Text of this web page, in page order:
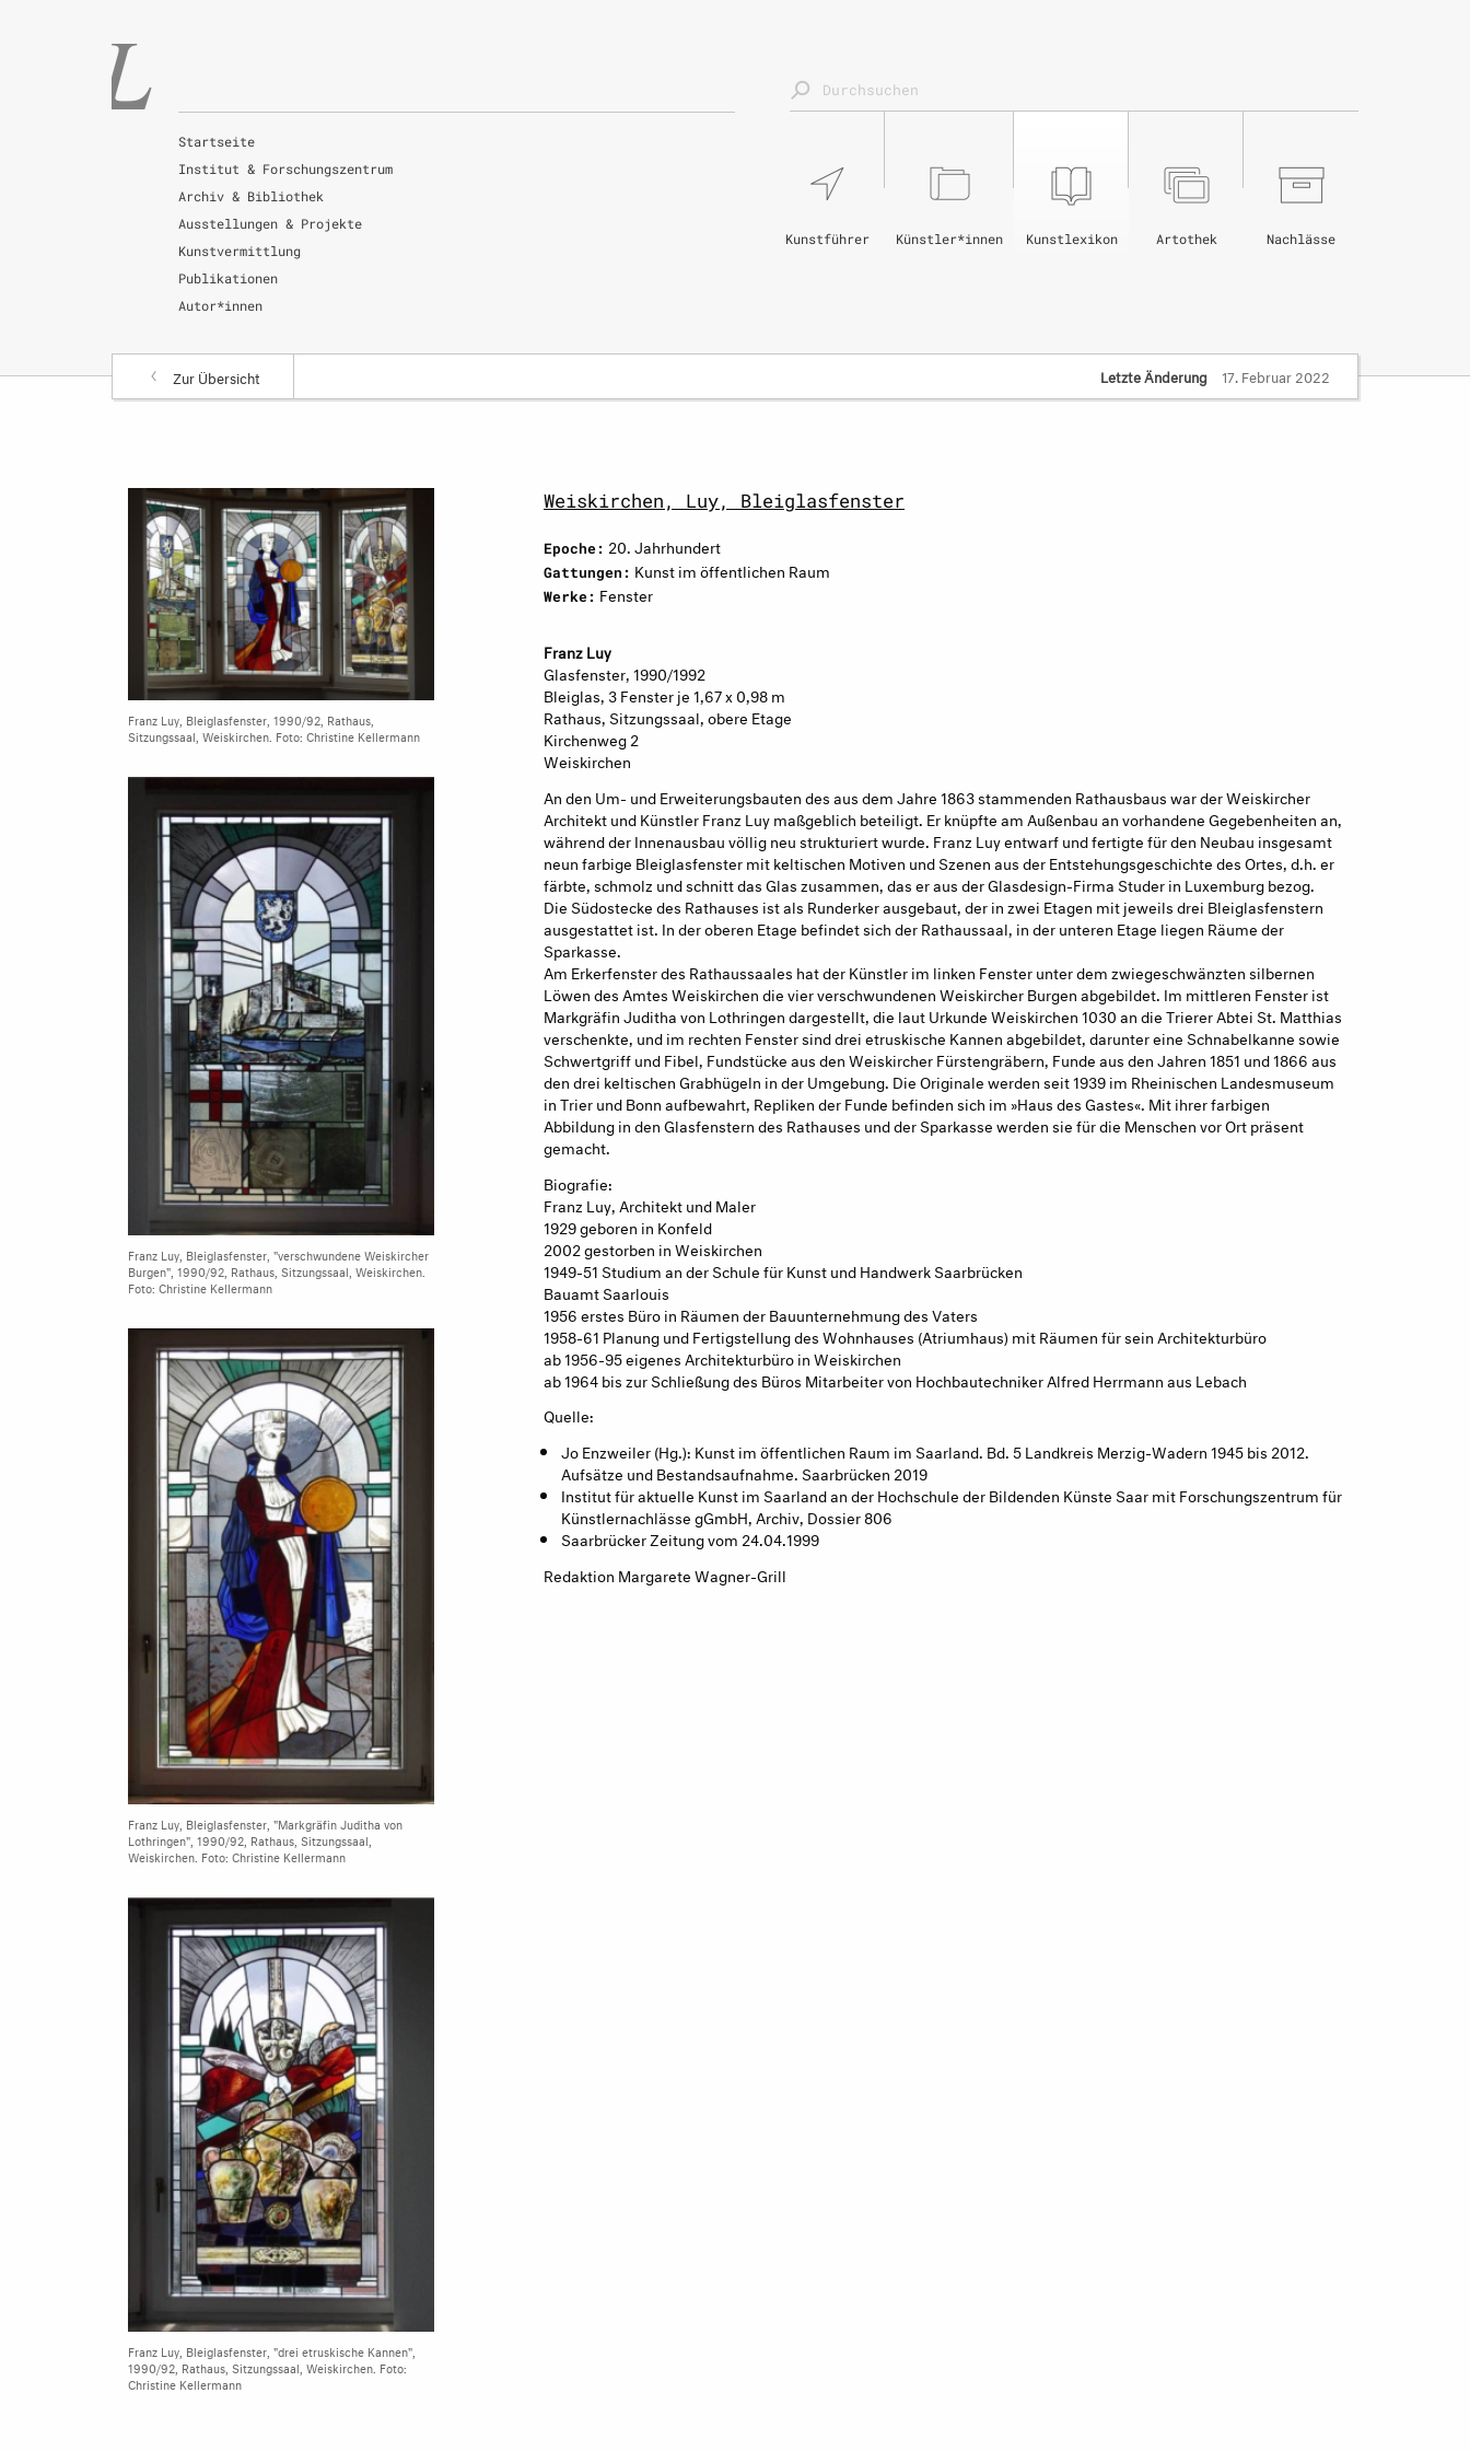
Startseite
Institut & Forschungszentrum
Archiv & Bibliothek
Ausstellungen & Projekte
Kunstvermittlung
Publikationen
Autor*innen
Nachlässe
Artothek
Kunstlexikon
Künstler*innen
Kunstführer
Zur Übersicht Letzte Änderung 17. Februar 2022
Franz Luy, Bleiglasfenster, 1990/92, Rathaus,
Sitzungssaal, Weiskirchen. Foto: Christine Kellermann
Franz Luy, Bleiglasfenster, "verschwundene Weiskircher
Burgen", 1990/92, Rathaus, Sitzungssaal, Weiskirchen.
Foto: Christine Kellermann
Franz Luy, Bleiglasfenster, "Markgräfin Juditha von
Lothringen", 1990/92, Rathaus, Sitzungssaal,
Weiskirchen. Foto: Christine Kellermann
Franz Luy, Bleiglasfenster, "drei etruskische Kannen",
1990/92, Rathaus, Sitzungssaal, Weiskirchen. Foto:
Christine Kellermann
Weiskirchen, Luy, Bleiglasfenster
Epoche: 20. Jahrhundert
Gattungen: Kunst im öffentlichen Raum
Werke: Fenster
Franz Luy
Glasfenster, 1990/1992
Bleiglas, 3 Fenster je 1,67 x 0,98 m
Rathaus, Sitzungssaal, obere Etage
Kirchenweg 2
Weiskirchen
An den Um- und Erweiterungsbauten des aus dem Jahre 1863 stammenden Rathausbaus war der Weiskircher
Architekt und Künstler Franz Luy maßgeblich beteiligt. Er knüpfte am Außenbau an vorhandene Gegebenheiten an,
während der Innenausbau völlig neu strukturiert wurde. Franz Luy entwarf und fertigte für den Neubau insgesamt
neun farbige Bleiglasfenster mit keltischen Motiven und Szenen aus der Entstehungsgeschichte des Ortes, d.h. er
färbte, schmolz und schnitt das Glas zusammen, das er aus der Glasdesign-Firma Studer in Luxemburg bezog.
Die Südostecke des Rathauses ist als Runderker ausgebaut, der in zwei Etagen mit jeweils drei Bleiglasfenstern
ausgestattet ist. In der oberen Etage befindet sich der Rathaussaal, in der unteren Etage liegen Räume der
Sparkasse.
Am Erkerfenster des Rathaussaales hat der Künstler im linken Fenster unter dem zwiegeschwänzten silbernen
Löwen des Amtes Weiskirchen die vier verschwundenen Weiskircher Burgen abgebildet. Im mittleren Fenster ist
Markgräfin Juditha von Lothringen dargestellt, die laut Urkunde Weiskirchen 1030 an die Trierer Abtei St. Matthias
verschenkte, und im rechten Fenster sind drei etruskische Kannen abgebildet, darunter eine Schnabelkanne sowie
Schwertgriff und Fibel, Fundstücke aus den Weiskircher Fürstengräbern, Funde aus den Jahren 1851 und 1866 aus
den drei keltischen Grabhügeln in der Umgebung. Die Originale werden seit 1939 im Rheinischen Landesmuseum
in Trier und Bonn aufbewahrt, Repliken der Funde befinden sich im »Haus des Gastes«. Mit ihrer farbigen
Abbildung in den Glasfenstern des Rathauses und der Sparkasse werden sie für die Menschen vor Ort präsent
gemacht.
Biografie:
Franz Luy, Architekt und Maler
1929 geboren in Konfeld
2002 gestorben in Weiskirchen
1949-51 Studium an der Schule für Kunst und Handwerk Saarbrücken
Bauamt Saarlouis
1956 erstes Büro in Räumen der Bauunternehmung des Vaters
1958-61 Planung und Fertigstellung des Wohnhauses (Atriumhaus) mit Räumen für sein Architekturbüro
ab 1956-95 eigenes Architekturbüro in Weiskirchen
ab 1964 bis zur Schließung des Büros Mitarbeiter von Hochbautechniker Alfred Herrmann aus Lebach
Quelle:
Jo Enzweiler (Hg.): Kunst im öffentlichen Raum im Saarland. Bd. 5 Landkreis Merzig-Wadern 1945 bis 2012.
Aufsätze und Bestandsaufnahme. Saarbrücken 2019
Institut für aktuelle Kunst im Saarland an der Hochschule der Bildenden Künste Saar mit Forschungszentrum für
Künstlernachlässe gGmbH, Archiv, Dossier 806
Saarbrücker Zeitung vom 24.04.1999
Redaktion Margarete Wagner-Grill